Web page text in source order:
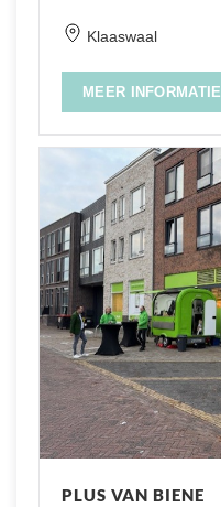
Klaaswaal
MEER INFORMATIE
PLUS VAN BIENE